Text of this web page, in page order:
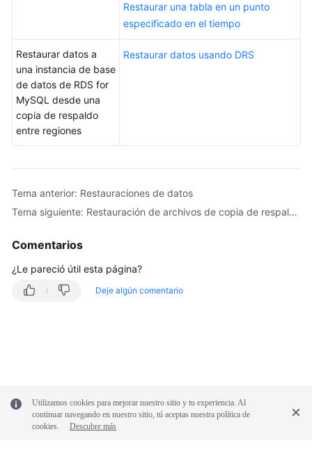
uso
de
RDS
for
MySQL
Migración
bases
datos
permisos
Ciclo
Restaurar una tabla en un punto
especificado en el tiempo
Restaurar datos a
una instancia de base
de datos de RDS for
MySQL desde una
copia de respaldo
entre regiones
Restaurar datos usando DRS
Tema anterior: Restauraciones de datos
Tema siguiente: Restauración de archivos de copia de respaldo para instancias de RDS for MySQL
Comentarios
¿Le pareció útil esta página?
Deje algún comentario
Utilizamos cookies para mejorar nuestro sitio y tu experiencia. Al
continuar navegando en nuestro sitio, tú aceptas nuestra política de
cookies.
Descubre más